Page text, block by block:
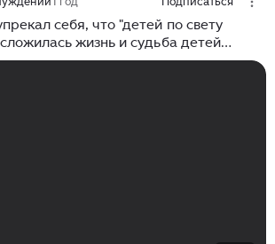
себя, что "детей по свету
жизнь и судьба детей